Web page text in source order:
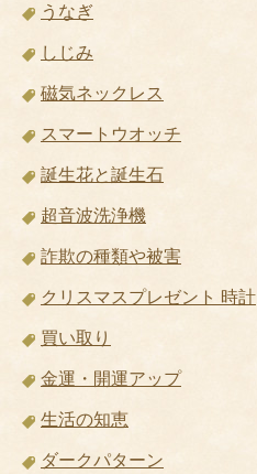
うなぎ
しじみ
磁気ネックレス
スマートウオッチ
誕生花と誕生石
超音波洗浄機
詐欺の種類や被害
クリスマスプレゼント 時計
買い取り
金運・開運アップ
生活の知恵
ダークパターン